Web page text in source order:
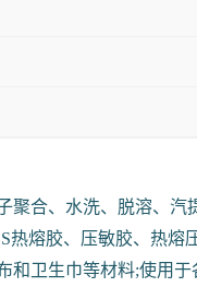
合、水洗、脱溶、
熔胶、压敏胶、热
和卫生巾等材料;使用